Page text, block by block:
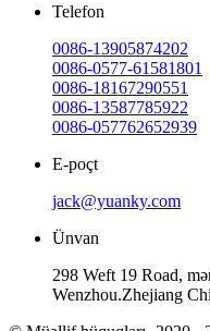
Telefon
0086-13905874202
0086-0577-61581801
0086-18167290551
0086-13587785922
0086-057762652939
E-poçt
jack@yuanky.com
Ünvan
298 Weft 19 Road,
Wenzhou.Zhejiang